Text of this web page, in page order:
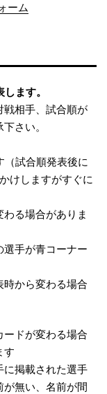
ーム
ます。
相手、試合順が
さい。
試合順発表後に
けしますがすぐに
る場合がありま
手が青コーナー
から変わる場合
ドが変わる場合
す
掲載された選手
が無い、名前が間